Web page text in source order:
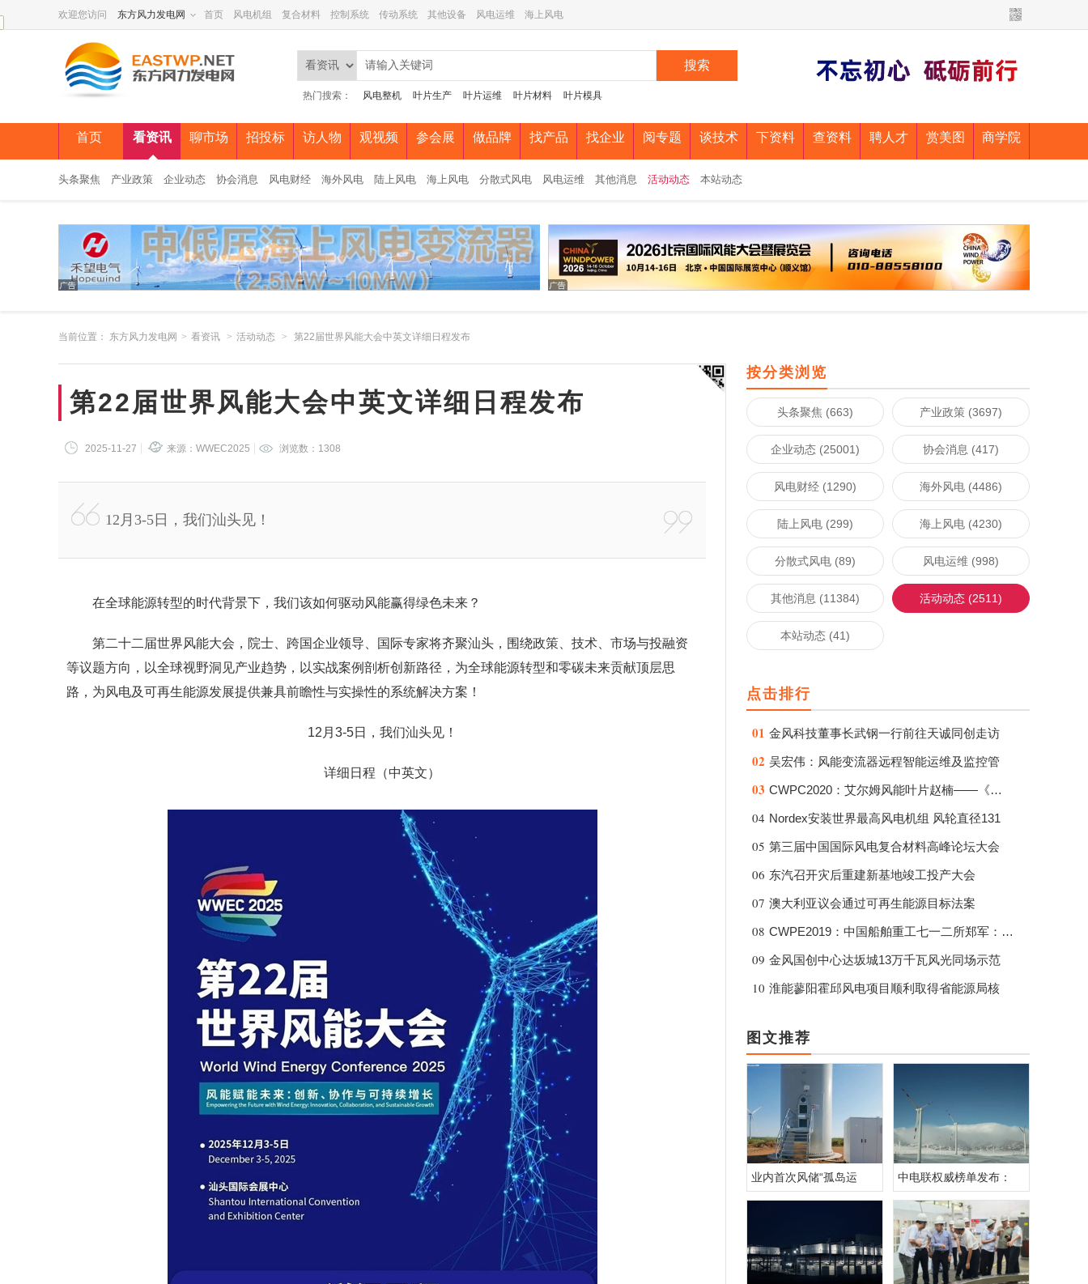
欢迎您访问 东方风力发电网 首页 风电机组 复合材料 控制系统 传动系统 其他设备 风电运维 海上风电
搜索
热门搜索： 风电整机 叶片生产 叶片运维 叶片材料 叶片模具
首页 看资讯 聊市场 招投标 访人物 观视频 参会展 做品牌 找产品 找企业 阅专题 谈技术 下资料 查资料 聘人才 赏美图 商学院
头条聚焦 产业政策 企业动态 协会消息 风电财经 海外风电 陆上风电 海上风电 分散式风电 风电运维 其他消息 活动动态 本站动态
当前位置： 东方风力发电网 > 看资讯 > 活动动态 > 第22届世界风能大会中英文详细日程发布
第22届世界风能大会中英文详细日程发布
2025-11-27 来源：WWEC2025 浏览数： 1308
12月3-5日，我们汕头见！
在全球能源转型的时代背景下，我们该如何驱动风能赢得绿色未来？
第二十二届世界风能大会，院士、跨国企业领导、国际专家将齐聚汕头，围绕政策、技术、市场与投融资
等议题方向，以全球视野洞见产业趋势，以实战案例剖析创新路径，为全球能源转型和零碳未来贡献顶层思
路，为风电及可再生能源发展提供兼具前瞻性与实操性的系统解决方案！
12月3-5日，我们汕头见！
详细日程（中英文）
按分类浏览
头条聚焦 (663) 产业政策 (3697)
企业动态 (25001) 协会消息 (417)
风电财经 (1290) 海外风电 (4486)
陆上风电 (299) 海上风电 (4230)
分散式风电 (89) 风电运维 (998)
其他消息 (11384) 活动动态 (2511)
本站动态 (41)
点击排行
01 金风科技董事长武钢一行前往天诚同创走访
02 吴宏伟：风能变流器远程智能运维及监控管
03 CWPC2020：艾尔姆风能叶片赵楠——《下一
04 Nordex安装世界最高风电机组 风轮直径131
05 第三届中国国际风电复合材料高峰论坛大会
06 东汽召开灾后重建新基地竣工投产大会
07 澳大利亚议会通过可再生能源目标法案
08 CWPE2019：中国船舶重工七一二所郑军：2M
09 金风国创中心达坂城13万千瓦风光同场示范
10 淮能蓼阳霍邱风电项目顺利取得省能源局核
图文推荐
业内首次风储“孤岛运 中电联权威榜单发布：